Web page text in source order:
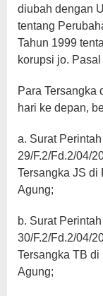
diubah dengan
tentang
Tahun 1999
korupsi jo.
Para Tersangka
hari ke depan,
a. Surat
29/F.2/Fd.2/04/
Tersangka JS di
Agung;
b. Surat
30/F.2/Fd.2/04/
Tersangka TB
Agung;